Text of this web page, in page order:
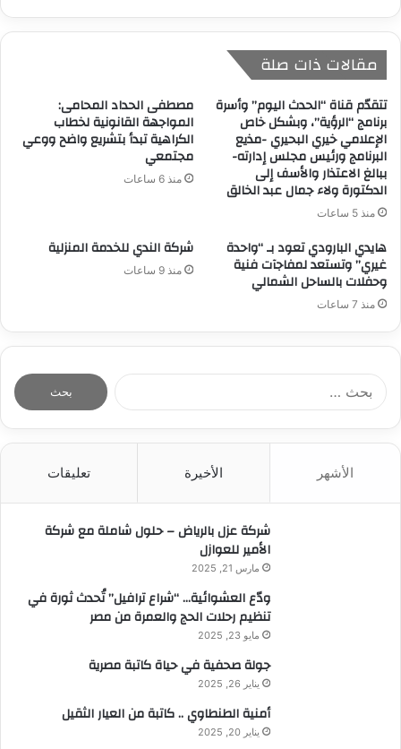
مقالات ذات صلة
تتقدّم قناة “الحدث اليوم” وأسرة
برنامج “الرؤية”، وبشكل خاص
الإعلامي خيري البحيري -مذيع
البرنامج ورئيس مجلس إدارته-
ببالغ الاعتذار والأسف إلى
الدكتورة ولاء جمال عبد الخالق
منذ 5 ساعات
مصطفى الحداد المحامى:
المواجهة القانونية لخطاب
الكراهية تبدأ بتشريع واضح ووعي
مجتمعي
منذ 6 ساعات
هايدي البارودي تعود بـ “واحدة
غيري” وتستعد لمفاجآت فنية
وحفلات بالساحل الشمالي
منذ 7 ساعات
شركة الندي للخدمة المنزلية
منذ 9 ساعات
الأشهر الأخيرة تعليقات
شركة عزل بالرياض – حلول شاملة مع شركة
الأمير للعوازل
مارس 21, 2025
ودّع العشوائية… “شراع ترافيل” تُحدث ثورة في
تنظيم رحلات الحج والعمرة من مصر
مايو 23, 2025
جولة صحفية في حياة كاتبة مصرية
يناير 26, 2025
أمنية الطنطاوي .. كاتبة من العيار الثقيل
يناير 20, 2025